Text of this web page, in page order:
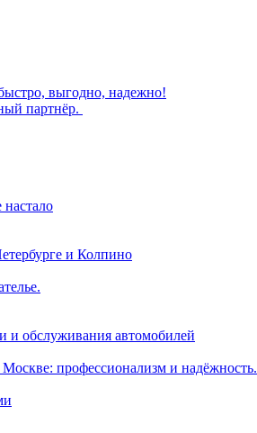
выгодно, надежно!
партнёр.
и Колпино
и обслуживания автомобилей
профессионализм и надёжность.